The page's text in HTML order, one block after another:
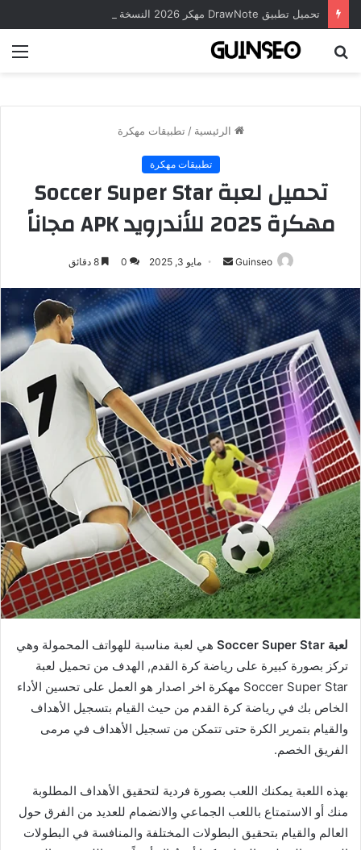
الرئيسية / تطبيقات مهكرة
تطبيقات مهكرة
تحميل لعبة Soccer Super Star
مهكرة 2025 للأندرويد APK مجاناً
Guinseo
أرسل
إلكترونيا
مايو 3, 2025 0 8 دقائق
لعبة Soccer Super Star
هي لعبة مناسبة للهواتف المحمولة وهي
تركز بصورة كبيرة على رياضة كرة القدم, الهدف من تحميل لعبة
Soccer Super Star مهكرة اخر اصدار هو العمل على تحسين الأداء
الخاص بك في رياضة كرة القدم من حيث القيام بتسجيل الأهداف
والقيام بتمرير الكرة حتى تتمكن من تسجيل الأهداف في مرمى
الفريق الخصم.
بهذه اللعبة يمكنك اللعب بصورة فردية لتحقيق الأهداف المطلوبة
منك أو الاستمتاع باللعب الجماعي والانضمام للعديد من الفرق حول
العالم والقيام بتحقيق البطولات المختلفة والمنافسة في البطولات